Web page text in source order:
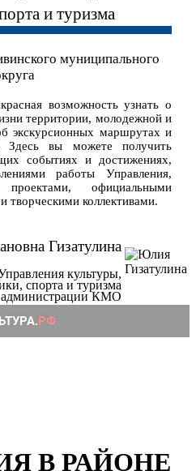
и туризма
муниципального
возможность узнать о
территории, молодежной и
экскурсионных маршрутах и
Здесь вы можете получить
событиях и достижениях,
работы Управления,
официальными
творческими коллективами.
Гизатулина
культуры,
спорта и туризма
администрации КМО
В РАЙОНЕ